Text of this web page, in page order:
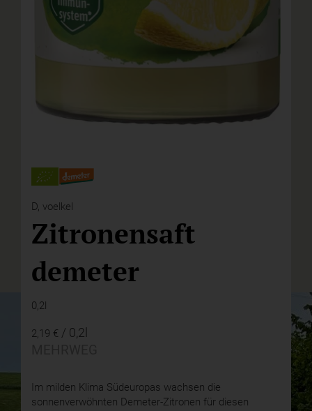
D, voelkel
Zitronensaft
demeter
0,2l
2,19 € / 0,2l
Im milden Klima Südeuropas wachsen die
sonnenverwöhnten Demeter-Zitronen für diesen